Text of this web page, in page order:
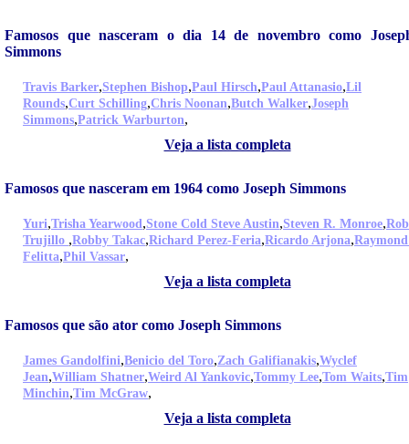
Famosos que nasceram o dia 14 de novembro como
Simmons
Travis Barker,Stephen Bishop,Paul Hirsch,Paul Attanasio,Lil
Rounds,Curt Schilling,Chris Noonan,Butch Walker,Joseph
Simmons,Patrick Warburton,
Veja a lista completa
Famosos que nasceram em 1964 como Joseph Simmons
Yuri,Trisha Yearwood,Stone Cold Steve Austin,Steven R. Monroe,
Trujillo ,Robby Takac,Richard Perez-Feria,Ricardo Arjona,
Felitta,Phil Vassar,
Veja a lista completa
Famosos que são ator como Joseph Simmons
James Gandolfini,Benicio del Toro,Zach Galifianakis,Wyclef
Jean,William Shatner,Weird Al Yankovic,Tommy Lee,Tom Waits,Tim
Minchin,Tim McGraw,
Veja a lista completa